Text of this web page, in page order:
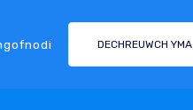
DECHREUWCH YMA